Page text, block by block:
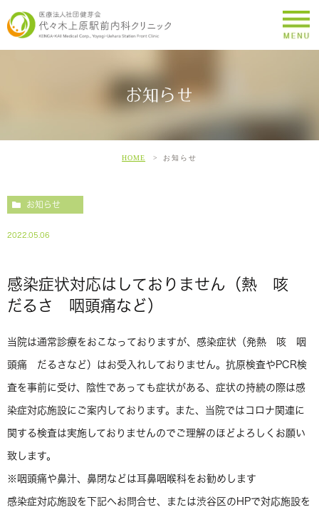
お知らせ
HOME お知らせ
お知らせ
2022.05.06
感染症状対応はしておりません（熱 咳
だるさ 咽頭痛など）
当院は通常診療をおこなっておりますが、感染症状（発熱 咳 咽
頭痛 だるさなど）はお受入れしておりません。抗原検査やPCR検
査を事前に受け、陰性であっても症状がある、症状の持続の際は感
染症対応施設にご案内しております。また、当院ではコロナ関連に
関する検査は実施しておりませんのでご理解のほどよろしくお願い
致します。
※咽頭痛や鼻汁、鼻閉などは耳鼻咽喉科をお勧めします
感染症対応施設を下記へお問合せ、または渋谷区のHPで対応施設を